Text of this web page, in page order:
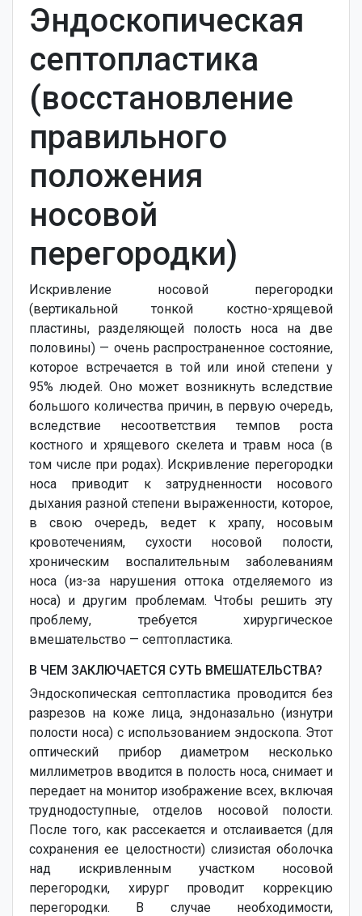
Эндоскопическая
септопластика
(восстановление
правильного
положения
носовой
перегородки)
Искривление носовой перегородки
(вертикальной тонкой костно-хрящевой
пластины, разделяющей полость носа на две
половины) — очень распространенное состояние,
которое встречается в той или иной степени у
95% людей. Оно может возникнуть вследствие
большого количества причин, в первую очередь,
вследствие несоответствия темпов роста
костного и хрящевого скелета и травм носа (в
том числе при родах). Искривление перегородки
носа приводит к затрудненности носового
дыхания разной степени выраженности, которое,
в свою очередь, ведет к храпу, носовым
кровотечениям, сухости носовой полости,
хроническим воспалительным заболеваниям
носа (из-за нарушения оттока отделяемого из
носа) и другим проблемам. Чтобы решить эту
проблему, требуется хирургическое
вмешательство — септопластика.
В ЧЕМ ЗАКЛЮЧАЕТСЯ СУТЬ ВМЕШАТЕЛЬСТВА?
Эндоскопическая септопластика проводится без
разрезов на коже лица, эндоназально (изнутри
полости носа) с использованием эндоскопа. Этот
оптический прибор диаметром несколько
миллиметров вводится в полость носа, снимает и
передает на монитор изображение всех, включая
труднодоступные, отделов носовой полости.
После того, как рассекается и отслаивается (для
сохранения ее целостности) слизистая оболочка
над искривленным участком носовой
перегородки, хирург проводит коррекцию
перегородки. В случае необходимости,